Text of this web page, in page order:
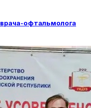
офтальмолога